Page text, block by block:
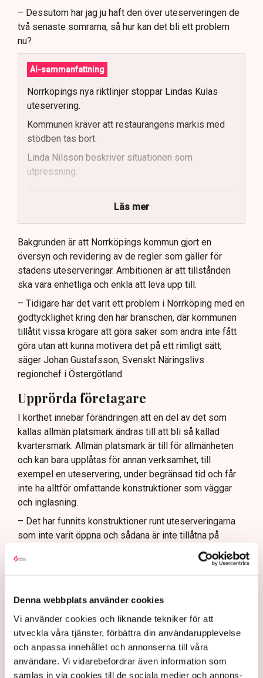
Denna webbplats använder cookies
Vi använder cookies och liknande tekniker för att
utveckla våra tjänster, förbättra din användarupplevelse
och anpassa innehållet och annonserna till våra
användare. Vi vidarebefordrar även information som
samlas in via cookies till de sociala medier och annons-
– Dessutom har jag ju haft den över uteserveringen de
två senaste somrarna, så hur kan det bli ett problem
nu?
AI-sammanfattning
Norrköpings nya riktlinjer stoppar Lindas Kulas
uteservering.
Kommunen kräver att restaurangens markis med
stödben tas bort.
Linda Nilsson beskriver situationen som
utpressning.
Flera krögare kritiserar kommunen för otydlig
Kommunen vill skapa enhetliga regler för
uteserveringar.
Lindas Kula ställer in uteserveringen för
sommaren.
Läs mer
Bakgrunden är att Norrköpings kommun gjort en
översyn och revidering av de regler som gäller för
stadens uteserveringar. Ambitionen är att tillstånden
ska vara enhetliga och enkla att leva upp till.
– Tidigare har det varit ett problem i Norrköping med en
godtycklighet kring den här branschen, där kommunen
tillåtit vissa krögare att göra saker som andra inte fått
göra utan att kunna motivera det på ett rimligt sätt,
säger Johan Gustafsson, Svenskt Näringslivs
regionchef i Östergötland.
Upprörda företagare
I korthet innebär förändringen att en del av det som
kallas allmän platsmark ändras till att bli så kallad
kvartersmark. Allmän platsmark är till för allmänheten
och kan bara upplåtas för annan verksamhet, till
exempel en uteservering, under begränsad tid och får
inte ha alltför omfattande konstruktioner som väggar
och inglasning.
– Det har funnits konstruktioner runt uteserveringarna
som inte varit öppna och sådana är inte tillåtna på
offentlig mark. Därför görs förändringarna, säger Maria
Egebäck, enhetschef på driftstöd och service i
Norrköping.
Förändringen från allmän platsmark till kvartersmark
villkor. Det kräver dock en ändring i detaljplanen för
kommunen vilket är en tidskrävande process som kan
vara klar i slutet av nästa år och där har Linda Nilsson
och ett flertal andra restaurangföretagare hamnat i kläm.